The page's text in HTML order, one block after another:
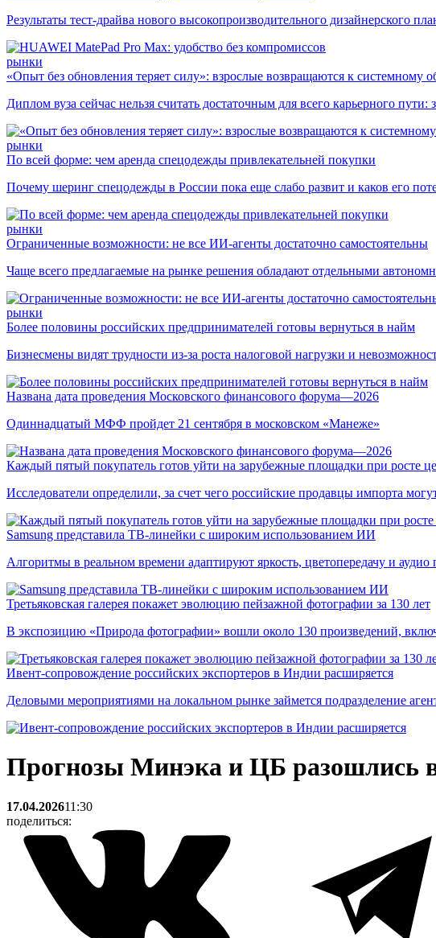
Результаты тест-драйва нового высокопроизводительного дизайнерского
рынки
«Опыт без обновления теряет силу»: взрослые возвращаются к системному
Диплом вуза сейчас нельзя считать достаточным для всего карьерного
рынки
По всей форме: чем аренда спецодежды привлекательней покупки
Почему шеринг спецодежды в России пока еще слабо развит и каков его
рынки
Ограниченные возможности: не все ИИ-агенты достаточно самостоятельны
Чаще всего предлагаемые на рынке решения обладают отдельными
рынки
Более половины российских предпринимателей готовы вернуться в найм
Бизнесмены видят трудности из-за роста налоговой нагрузки и
Названа дата проведения Московского финансового форума—2026
Одиннадцатый МФФ пройдет 21 сентября в московском «Манеже»
Каждый пятый покупатель готов уйти на зарубежные площадки при росте
Исследователи определили, за счет чего российские продавцы импорта
Samsung представила ТВ-линейки с широким использованием ИИ
Алгоритмы в реальном времени адаптируют яркость, цветопередачу и аудио
Третьяковская галерея покажет эволюцию пейзажной фотографии за 130 лет
В экспозицию «Природа фотографии» вошли около 130 произведений,
Ивент-сопровождение российских экспортеров в Индии расширяется
Деловыми мероприятиями на локальном рынке займется подразделение
Прогнозы Минэка и ЦБ разошлись в
17.04.202611:30
поделиться: